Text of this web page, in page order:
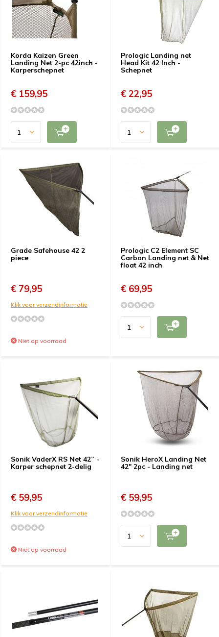
Korda Kaizen Green
Landing Net 2-pc 42inch -
Karperschepnet
€ 159,95
Prologic Landing net
Head Kit 42 Inch -
Schepnet
€ 22,95
Grade Safehouse 42 2
piece
€ 79,95
Klik voor verzendinformatie
Niet op voorraad
Prologic C2 Element SC
Carbon Landing net & Net
float 42 inch
€ 69,95
Sonik VaderX RS Net 42” -
Karper schepnet 2-delig
€ 59,95
Klik voor verzendinformatie
Niet op voorraad
Sonik HeroX Landing Net
42" 2pc - Landing net
€ 59,95